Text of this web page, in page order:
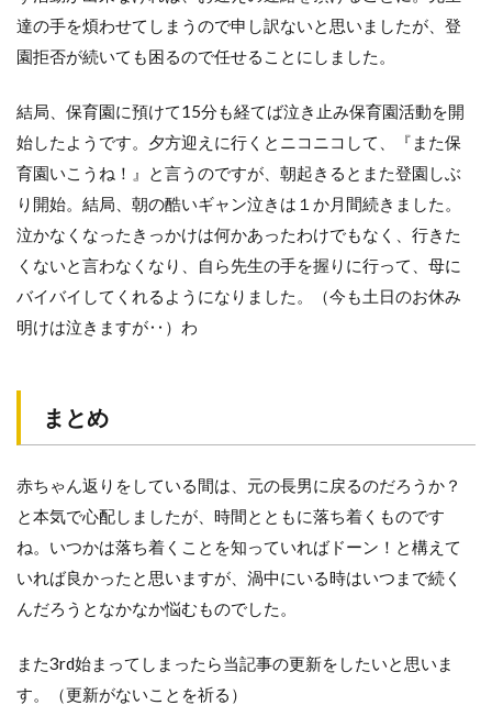
達の手を煩わせてしまうので申し訳ないと思いましたが、登
園拒否が続いても困るので任せることにしました。
結局、保育園に預けて15分も経てば泣き止み保育園活動を開
始したようです。夕方迎えに行くとニコニコして、『また保
育園いこうね！』と言うのですが、朝起きるとまた登園しぶ
り開始。結局、朝の酷いギャン泣きは１か月間続きました。
泣かなくなったきっかけは何かあったわけでもなく、行きた
くないと言わなくなり、自ら先生の手を握りに行って、母に
バイバイしてくれるようになりました。（今も土日のお休み
明けは泣きますが‥）わ
まとめ
赤ちゃん返りをしている間は、元の長男に戻るのだろうか？
と本気で心配しましたが、時間とともに落ち着くものです
ね。いつかは落ち着くことを知っていればドーン！と構えて
いれば良かったと思いますが、渦中にいる時はいつまで続く
んだろうとなかなか悩むものでした。
また3rd始まってしまったら当記事の更新をしたいと思いま
す。（更新がないことを祈る）